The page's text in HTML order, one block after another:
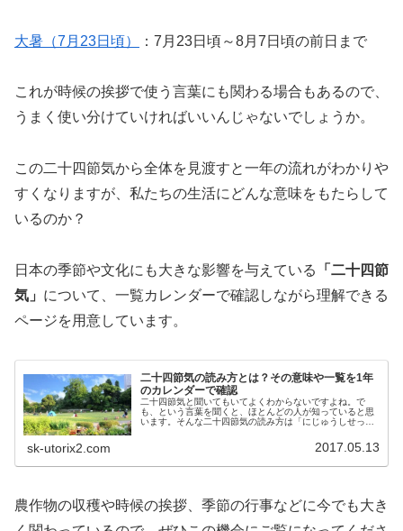
大暑（7月23日頃） ：7月23日頃～8月7日頃の前日まで
これが時候の挨拶で使う言葉にも関わる場合もあるので、
うまく使い分けていければいいんじゃないでしょうか。
この二十四節気から全体を見渡すと一年の流れがわかりや
すくなりますが、私たちの生活にどんな意味をもたらして
いるのか？
日本の季節や文化にも大きな影響を与えている
「二十四節
気」 について、一覧カレンダーで確認しながら理解できる
ページを用意しています。
二十四節気の読み方とは？その意味や一覧を1年
のカレンダーで確認
二十四節気と聞いてもいてよくわからないですよね。で
も、という言葉を聞くと、ほとんどの人が知っていると思
います。そんな二十四節気の読み方は「にじゅうしせっ
sk-utorix2.com 2017.05.13
農作物の収穫や時候の挨拶、季節の行事などに今でも大き